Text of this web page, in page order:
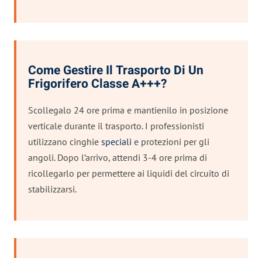
Come Gestire Il Trasporto Di Un
Frigorifero Classe A+++?
Scollegalo 24 ore prima e mantienilo in posizione
verticale durante il trasporto. I professionisti
utilizzano cinghie speciali e protezioni per gli
angoli. Dopo l’arrivo, attendi 3-4 ore prima di
ricollegarlo per permettere ai liquidi del circuito di
stabilizzarsi.